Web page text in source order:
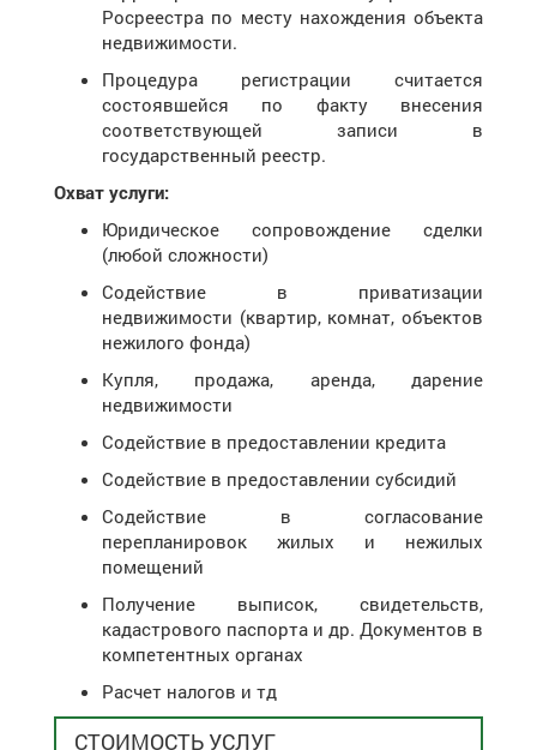
Росреестра по месту нахождения объекта
недвижимости.
Процедура регистрации считается
состоявшейся по факту внесения
соответствующей записи в
государственный реестр.
Охват услуги:
Юридическое сопровождение сделки
(любой сложности)
Содействие в приватизации
недвижимости (квартир, комнат, объектов
нежилого фонда)
Купля, продажа, аренда, дарение
недвижимости
Содействие в предоставлении кредита
Содействие в предоставлении субсидий
Содействие в согласование
перепланировок жилых и нежилых
помещений
Получение выписок, свидетельств,
кадастрового паспорта и др. Документов в
компетентных органах
Расчет налогов и тд
СТОИМОСТЬ УСЛУГ